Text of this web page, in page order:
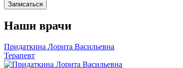
Записаться
Наши врачи
Придаткина Лорита Васильевна
Терапевт